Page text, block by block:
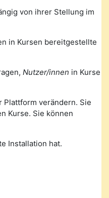
von ihrer Stellung im
in Kursen bereitgestellte
Nutzer/innen in Kurse
Plattform verändern. Sie
Kurse. Sie können
Installation hat.